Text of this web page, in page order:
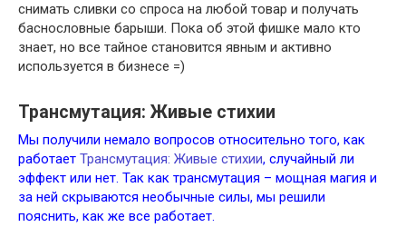
снимать сливки со спроса на любой товар и получать
баснословные барыши. Пока об этой фишке мало кто
знает, но все тайное становится явным и активно
используется в бизнесе =)
Трансмутация: Живые стихии
Мы получили немало вопросов относительно того, как
работает Трансмутация: Живые стихии, случайный ли
эффект или нет. Так как трансмутация – мощная магия и
за ней скрываются необычные силы, мы решили
пояснить, как же все работает.